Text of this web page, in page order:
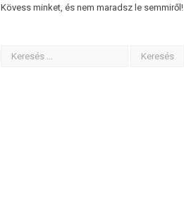
Kövess minket, és nem maradsz le semmiről!